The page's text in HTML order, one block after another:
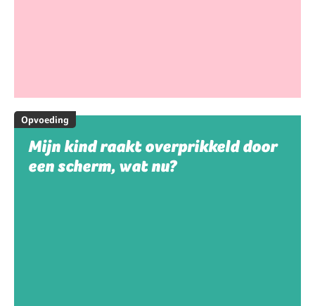
Opvoeding
Mijn kind raakt overprikkeld door
een scherm, wat nu?